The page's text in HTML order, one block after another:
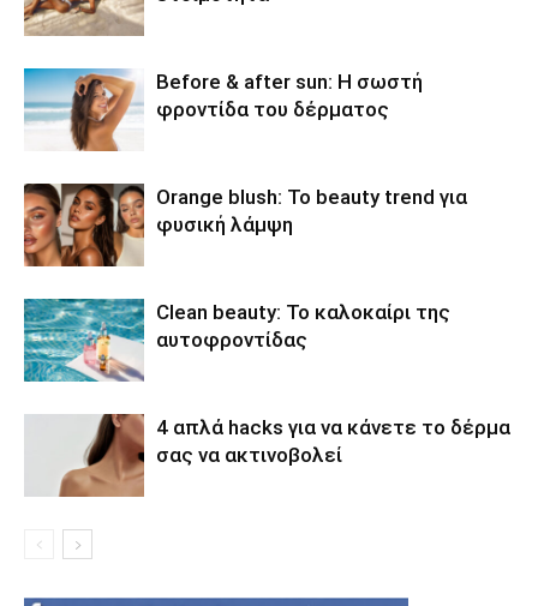
Before & after sun: Η σωστή
φροντίδα του δέρματος
Orange blush: Το beauty trend για
φυσική λάμψη
Clean beauty: Το καλοκαίρι της
αυτοφροντίδας
4 απλά hacks για να κάνετε το δέρμα
σας να ακτινοβολεί